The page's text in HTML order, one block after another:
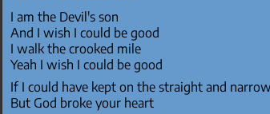
I am the Devil's son
And I wish I could be good
I walk the crooked mile
Yeah I wish I could be good
If I could have kept on the straight and narrow
But God broke your heart